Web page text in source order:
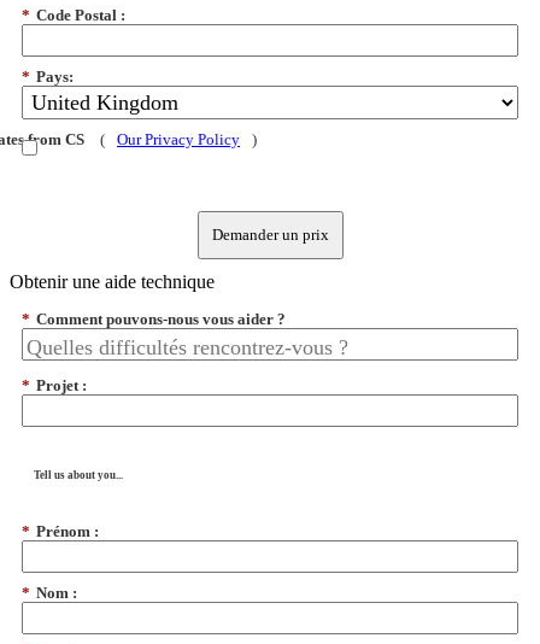
* Code Postal :
* Pays:
from CS ( Our Privacy Policy )
Demander un prix
Obtenir une aide technique
* Comment pouvons-nous vous aider ?
* Projet :
Tell us about you...
* Prénom :
* Nom :